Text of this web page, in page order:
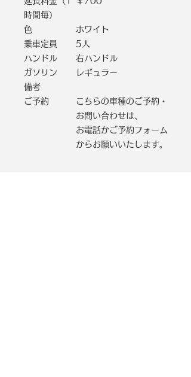
時間毎）
色
ホワイト
乗車定員
5人
ハンドル
右ハンドル
ガソリン
レギュラー
備考
ご予約
こちらの車種のご予約・
お問い合わせは、
お電話かご予約フォーム
からお願いいたします。